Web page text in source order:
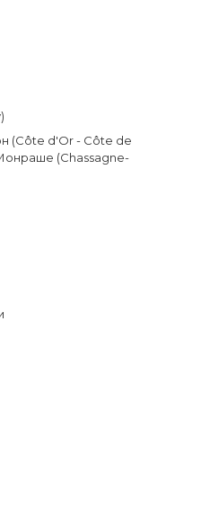
(Côte d'Or - Côte de
(Chassagne-